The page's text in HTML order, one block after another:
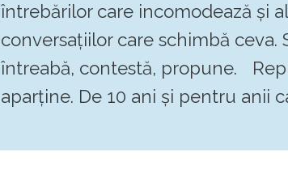
întrebărilor care incomodează și al
conversațiilor care schimbă ceva.
întreabă, contestă, propune.
aparține. De 10 ani și pentru anii